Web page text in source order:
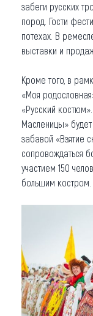
забеги русских
пород. Гости
потехах. В
выставки и
Кроме того, в
«Моя
«Русский
Масленицы»
забавой «Взятие
сопровождаться
участием 150
большим костром.